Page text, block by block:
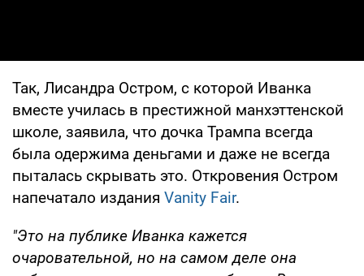
Так, Лисандра Остром, с которой Иванка
вместе училась в престижной манхэттенской
школе, заявила, что дочка Трампа всегда
была одержима деньгами и даже не всегда
пыталась скрывать это. Откровения Остром
напечатало издания Vanity Fair.
"Это на публике Иванка кажется
очаровательной, но на самом деле она